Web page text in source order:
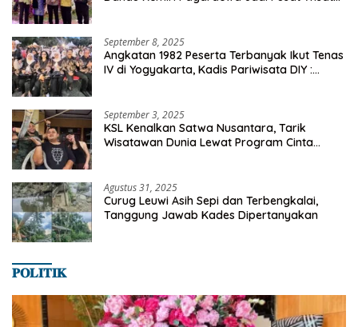
September 8, 2025
Angkatan 1982 Peserta Terbanyak Ikut Tenas
IV di Yogyakarta, Kadis Pariwisata DIY :
September 3, 2025
KSL Kenalkan Satwa Nusantara, Tarik
Wisatawan Dunia Lewat Program Cinta
Agustus 31, 2025
Curug Leuwi Asih Sepi dan Terbengkalai,
Tanggung Jawab Kades Dipertanyakan
𝐏𝐎𝐋𝐈𝐓𝐈𝐊